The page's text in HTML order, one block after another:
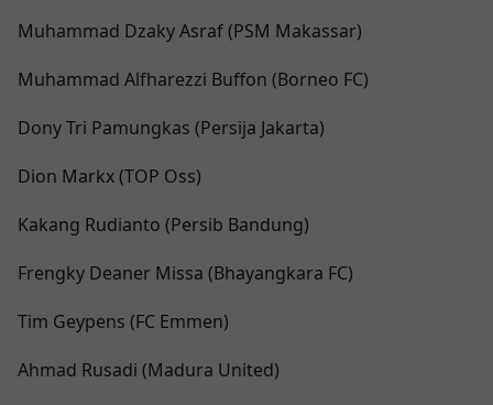
Muhammad Dzaky Asraf (PSM Makassar)
Muhammad Alfharezzi Buffon (Borneo FC)
Dony Tri Pamungkas (Persija Jakarta)
Dion Markx (TOP Oss)
Kakang Rudianto (Persib Bandung)
Frengky Deaner Missa (Bhayangkara FC)
Tim Geypens (FC Emmen)
Ahmad Rusadi (Madura United)